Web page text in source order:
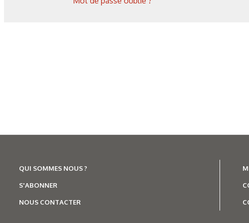
techniques d’analyse
QUI SOMMES NOUS ?
S'ABONNER
NOUS CONTACTER